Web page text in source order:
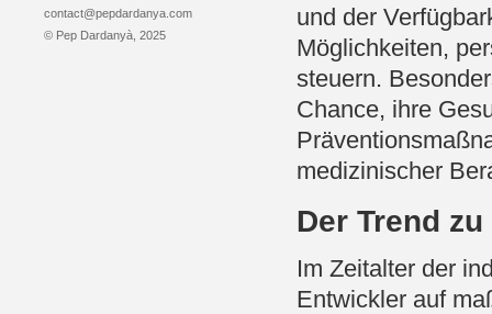
contact@pepdardanya.com
© Pep Dardanyà, 2025
und der
Möglichkeiten,
steuern.
Chance, ihre
medizinischer
Der Trend
Im Zeitalter der
Entwickler auf